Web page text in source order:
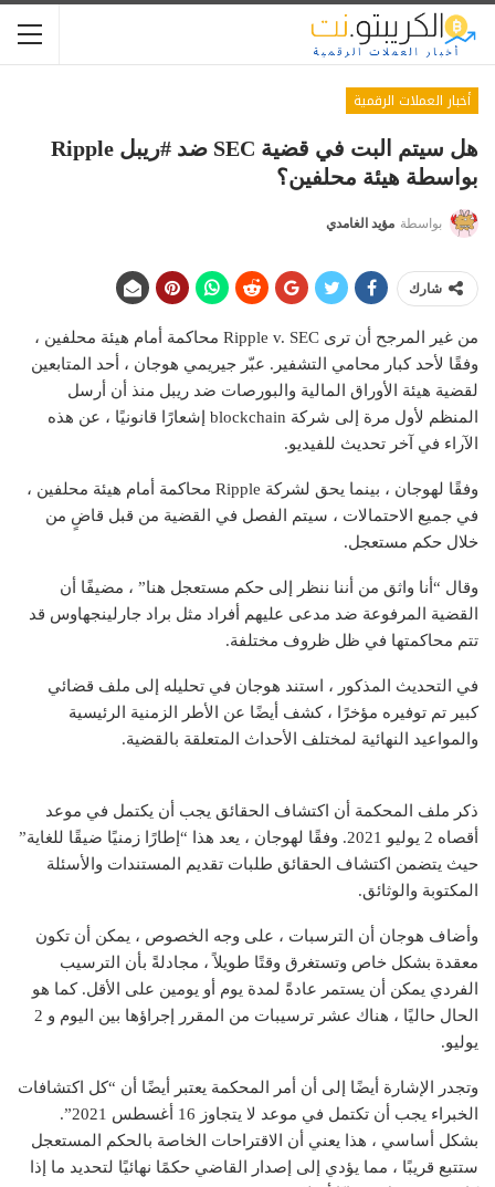
أخبار العملات الرقمية
هل سيتم البت في قضية SEC ضد #ريبل Ripple
بواسطة هيئة محلفين؟
بواسطة مؤيد الغامدي
شارك
من غير المرجح أن ترى Ripple v. SEC محاكمة أمام هيئة محلفين ،
وفقًا لأحد كبار محامي التشفير. عبّر جيريمي هوجان ، أحد المتابعين
لقضية هيئة الأوراق المالية والبورصات ضد ريبل منذ أن أرسل
المنظم لأول مرة إلى شركة blockchain إشعارًا قانونيًا ، عن هذه
الآراء في آخر تحديث للفيديو.
وفقًا لهوجان ، بينما يحق لشركة Ripple محاكمة أمام هيئة محلفين ،
في جميع الاحتمالات ، سيتم الفصل في القضية من قبل قاضٍ من
خلال حكم مستعجل.
وقال “أنا واثق من أننا ننظر إلى حكم مستعجل هنا” ، مضيفًا أن
القضية المرفوعة ضد مدعى عليهم أفراد مثل براد جارلينجهاوس قد
تتم محاكمتها في ظل ظروف مختلفة.
في التحديث المذكور ، استند هوجان في تحليله إلى ملف قضائي
كبير تم توفيره مؤخرًا ، كشف أيضًا عن الأطر الزمنية الرئيسية
والمواعيد النهائية لمختلف الأحداث المتعلقة بالقضية.
ذكر ملف المحكمة أن اكتشاف الحقائق يجب أن يكتمل في موعد
أقصاه 2 يوليو 2021. وفقًا لهوجان ، يعد هذا “إطارًا زمنيًا ضيقًا للغاية”
حيث يتضمن اكتشاف الحقائق طلبات تقديم المستندات والأسئلة
المكتوبة والوثائق.
وأضاف هوجان أن الترسبات ، على وجه الخصوص ، يمكن أن تكون
معقدة بشكل خاص وتستغرق وقتًا طويلاً ، مجادلةً بأن الترسيب
الفردي يمكن أن يستمر عادةً لمدة يوم أو يومين على الأقل. كما هو
الحال حاليًا ، هناك عشر ترسيبات من المقرر إجراؤها بين اليوم و 2
يوليو.
وتجدر الإشارة أيضًا إلى أن أمر المحكمة يعتبر أيضًا أن “كل اكتشافات
الخبراء يجب أن تكتمل في موعد لا يتجاوز 16 أغسطس 2021”.
بشكل أساسي ، هذا يعني أن الاقتراحات الخاصة بالحكم المستعجل
ستتبع قريبًا ، مما يؤدي إلى إصدار القاضي حكمًا نهائيًا لتحديد ما إذا